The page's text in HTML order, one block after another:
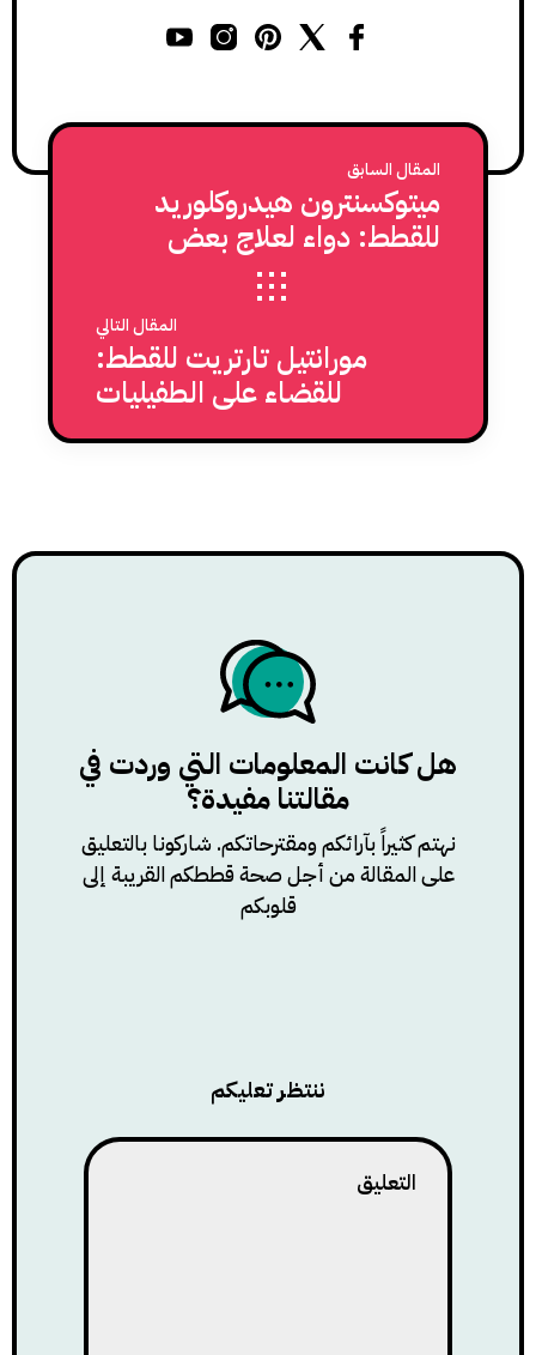
المقال السابق
ميتوكسنترون هيدروكلوريد
للقطط: دواء لعلاج بعض
سرطانات القطط
المقال التالي
مورانتيل تارتريت للقطط:
للقضاء على الطفيليات
الداخلية التي تصيب الجهاز
هل كانت المعلومات التي وردت في
مقالتنا مفيدة؟
نهتم كثيراً بآرائكم ومقترحاتكم. شاركونا بالتعليق
على المقالة من أجل صحة قططكم القريبة إلى
قلوبكم
ننتظر تعليكم